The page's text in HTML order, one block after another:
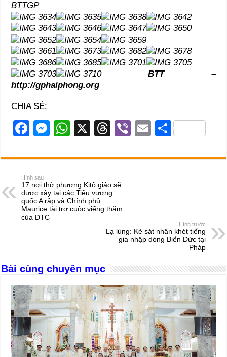
BTTGP
BTT –
http://gphaiphong.org
CHIA SẺ:
F
c
e
b
o
o
M
ss
e
n
g
W
at
A
p
X
T
e
a
d
s
Vi
er
E
ail
S
ar
Hình sau
17 nơi thờ phượng Kitô giáo sẽ
được xây tại các Tiểu vương
quốc A rập và Chính phủ
Maurice tài trợ cuộc viếng thăm
của ĐTC
Hình trước
Lạ lùng: Kẻ sát nhân khét tiếng
gia nhập dòng Biển Đức tại
Pháp
Bài cùng chuyên mục